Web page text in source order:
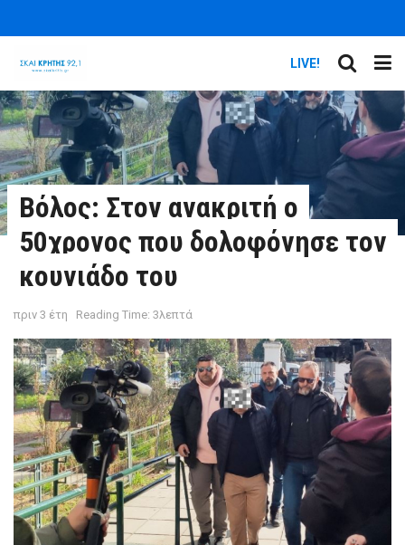
LIVE!
Βόλος: Στον ανακριτή ο
50χρονος που δολοφόνησε τον
κουνιάδο του
πριν 3 έτη Reading Time: 3λεπτά